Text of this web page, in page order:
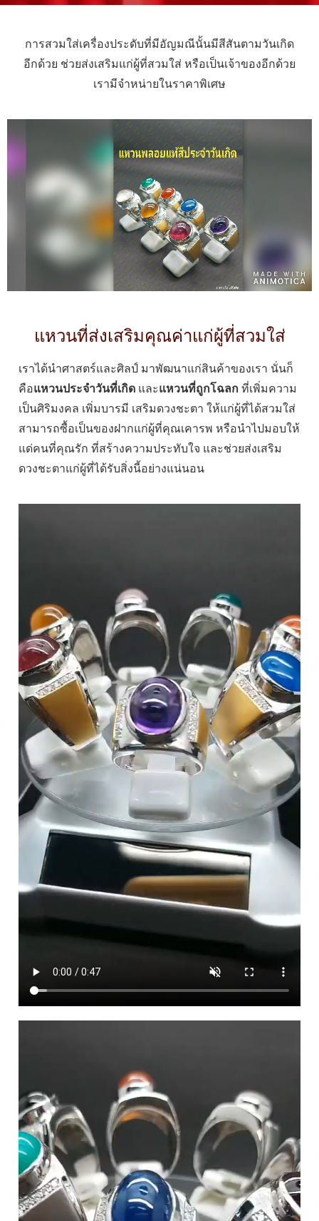
การสวมใส่เครื่องประดับที่มีอัญมณีนั้นมีสีสันตามวันเกิด
อีกด้วย ช่วยส่งเสริมแก่ผู้ที่สวมใส่ หรือเป็นเจ้าของอีกด้วย
เรามีจำหน่ายในราคาพิเศษ
แหวนที่ส่งเสริมคุณค่าแก่ผู้ที่สวมใส่
เราได้นำศาสตร์และศิลป์ มาพัฒนาแก่สินค้าของเรา นั่นก็
คือแหวนประจำวันที่เกิด และแหวนที่ถูกโฉลก ที่เพิ่มความ
เป็นศิริมงคล เพิ่มบารมี เสริมดวงชะตา ให้แก่ผู้ที่ได้สวมใส่
สามารถซื้อเป็นของฝากแก่ผู้ที่คุณเคารพ หรือนำไปมอบให้
แด่คนที่คุณรัก ที่สร้างความประทับใจ และช่วยส่งเสริม
ดวงชะตาแก่ผู้ที่ได้รับสิ่งนี้อย่างแน่นอน